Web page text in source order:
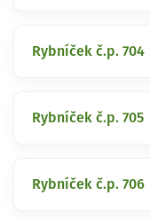
Rybníček č.p. 704
Rybníček č.p. 705
Rybníček č.p. 706